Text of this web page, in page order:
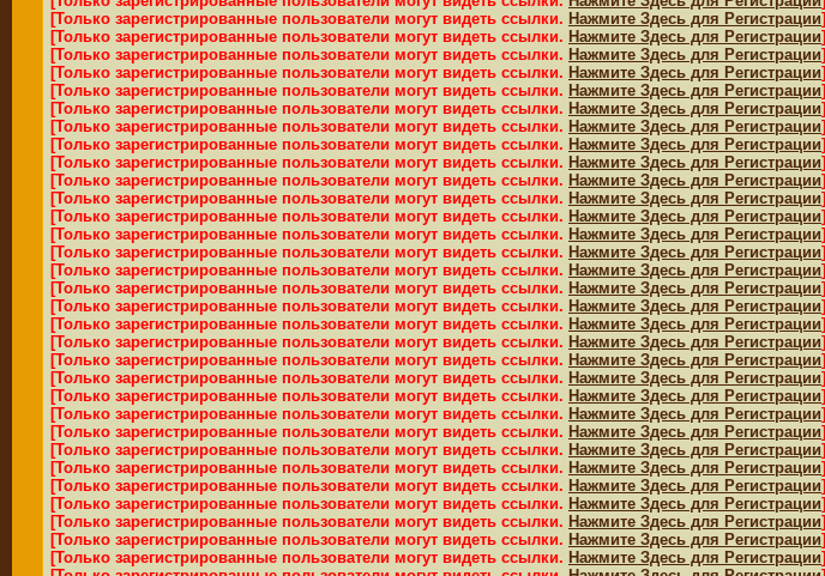
[Только зарегистрированные пользователи могут видеть ссылки. Нажмите Здесь для Регистрации]
[Только зарегистрированные пользователи могут видеть ссылки. Нажмите Здесь для Регистрации]
[Только зарегистрированные пользователи могут видеть ссылки. Нажмите Здесь для Регистрации]
[Только зарегистрированные пользователи могут видеть ссылки. Нажмите Здесь для Регистрации]
[Только зарегистрированные пользователи могут видеть ссылки. Нажмите Здесь для Регистрации]
[Только зарегистрированные пользователи могут видеть ссылки. Нажмите Здесь для Регистрации]
[Только зарегистрированные пользователи могут видеть ссылки. Нажмите Здесь для Регистрации]
[Только зарегистрированные пользователи могут видеть ссылки. Нажмите Здесь для Регистрации]
[Только зарегистрированные пользователи могут видеть ссылки. Нажмите Здесь для Регистрации]
[Только зарегистрированные пользователи могут видеть ссылки. Нажмите Здесь для Регистрации]
[Только зарегистрированные пользователи могут видеть ссылки. Нажмите Здесь для Регистрации]
[Только зарегистрированные пользователи могут видеть ссылки. Нажмите Здесь для Регистрации]
[Только зарегистрированные пользователи могут видеть ссылки. Нажмите Здесь для Регистрации]
[Только зарегистрированные пользователи могут видеть ссылки. Нажмите Здесь для Регистрации]
[Только зарегистрированные пользователи могут видеть ссылки. Нажмите Здесь для Регистрации]
[Только зарегистрированные пользователи могут видеть ссылки. Нажмите Здесь для Регистрации]
[Только зарегистрированные пользователи могут видеть ссылки. Нажмите Здесь для Регистрации]
[Только зарегистрированные пользователи могут видеть ссылки. Нажмите Здесь для Регистрации]
[Только зарегистрированные пользователи могут видеть ссылки. Нажмите Здесь для Регистрации]
[Только зарегистрированные пользователи могут видеть ссылки. Нажмите Здесь для Регистрации]
[Только зарегистрированные пользователи могут видеть ссылки. Нажмите Здесь для Регистрации]
[Только зарегистрированные пользователи могут видеть ссылки. Нажмите Здесь для Регистрации]
[Только зарегистрированные пользователи могут видеть ссылки. Нажмите Здесь для Регистрации]
[Только зарегистрированные пользователи могут видеть ссылки. Нажмите Здесь для Регистрации]
[Только зарегистрированные пользователи могут видеть ссылки. Нажмите Здесь для Регистрации]
[Только зарегистрированные пользователи могут видеть ссылки. Нажмите Здесь для Регистрации]
[Только зарегистрированные пользователи могут видеть ссылки. Нажмите Здесь для Регистрации]
[Только зарегистрированные пользователи могут видеть ссылки. Нажмите Здесь для Регистрации]
[Только зарегистрированные пользователи могут видеть ссылки. Нажмите Здесь для Регистрации]
[Только зарегистрированные пользователи могут видеть ссылки. Нажмите Здесь для Регистрации]
[Только зарегистрированные пользователи могут видеть ссылки. Нажмите Здесь для Регистрации]